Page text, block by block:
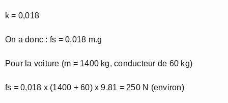
k = 0,018
On a donc : fs = 0,018 m.g
Pour la voiture (m = 1400 kg, conducteur de 60 kg)
fs = 0,018 x (1400 + 60) x 9.81 = 250 N (environ)